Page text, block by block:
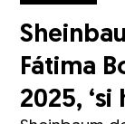
Fátima
2025,